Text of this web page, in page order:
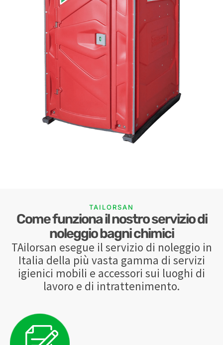
TAILORSAN
Come funziona il nostro servizio di
noleggio bagni chimici
TAilorsan esegue il servizio di noleggio in
Italia della più vasta gamma di servizi
igienici mobili e accessori sui luoghi di
lavoro e di intrattenimento.